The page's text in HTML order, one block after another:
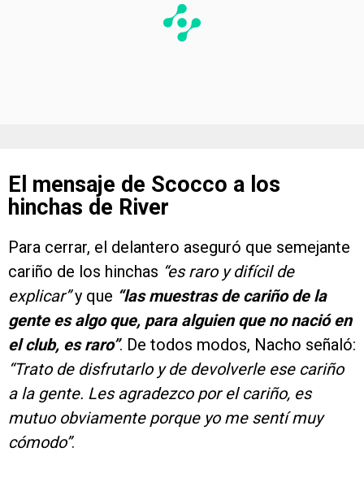
El mensaje de Scocco a los
hinchas de River
Para cerrar, el delantero aseguró que semejante
cariño de los hinchas “es raro y difícil de
explicar”y que “las muestras de cariño de la
gente es algo que, para alguien que no nació en
el club, es raro”. De todos modos, Nacho señaló:
“Trato de disfrutarlo y de devolverle ese cariño
a la gente. Les agradezco por el cariño, es
mutuo obviamente porque yo me sentí muy
cómodo”.